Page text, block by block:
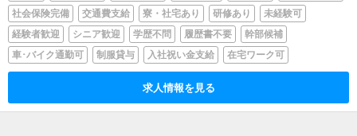
社会保険完備
交通費支給 寮・社宅あり 研修あり
未経験可
経験者歓迎
シニア歓迎 学歴不問 履歴書不要
幹部候補
車･バイク通勤可
制服貸与 入社祝い金支給 在宅ワーク可
求人情報を見る